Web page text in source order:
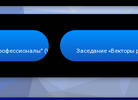
(WSR) Ивановской области
Заседание «Векторы